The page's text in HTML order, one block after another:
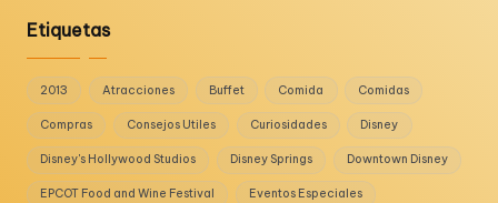
Etiquetas
2013 Atracciones Buffet Comida Comidas
Compras Consejos Utiles Curiosidades Disney
Disney's Hollywood Studios Disney Springs Downtown Disney
EPCOT Food and Wine Festival Eventos Especiales